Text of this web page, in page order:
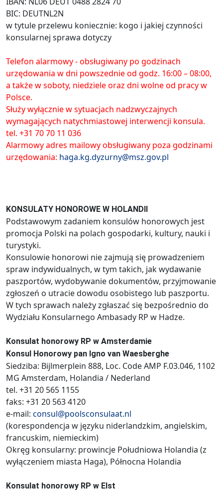
BIC: DEUTNL2N
w tytule przelewu koniecznie: kogo i jakiej czynności
konsularnej sprawa dotyczy
Telefon alarmowy - obsługiwany po godzinach
urzędowania w dni powszednie od godz. 16:00 – 08:00,
a także w soboty, niedziele oraz dni wolne od pracy w
Polsce.
Służy wyłącznie w sytuacjach nadzwyczajnych
wymagających natychmiastowej interwencji konsula.
tel. +31 70 70 11 036
Alarmowy adres mailowy obsługiwany poza godzinami
urzędowania: haga.kg.dyzurny@msz.gov.pl
KONSULATY HONOROWE W HOLANDII
Podstawowym zadaniem konsulów honorowych jest
promocja Polski na polach gospodarki, kultury, nauki i
turystyki.
Konsulowie honorowi nie zajmują się prowadzeniem
spraw indywidualnych, w tym takich, jak wydawanie
paszportów, wydobywanie dokumentów, przyjmowanie
zgłoszeń o utracie dowodu osobistego lub paszportu.
W tych sprawach należy zgłaszać się bezpośrednio do
Wydziału Konsularnego Ambasady RP w Hadze.
Konsulat honorowy RP w Amsterdamie
Konsul Honorowy pan Igno van Waesberghe
Siedziba: Bijlmerplein 888, Loc. Code AMP F.03.046, 1102
MG Amsterdam, Holandia / Nederland
tel. +31 20 565 1155
faks: +31 20 563 4120
e-mail: consul@poolsconsulaat.nl
(korespondencja w języku niderlandzkim, angielskim,
francuskim, niemieckim)
Okręg konsularny: prowincje Południowa Holandia (z
wyłączeniem miasta Haga), Północna Holandia
Konsulat honorowy RP w Elst